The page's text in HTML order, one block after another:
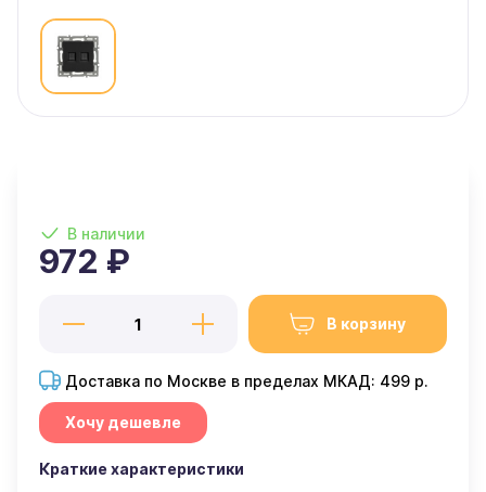
В наличии
972 ₽
В корзину
Доставка по Москве в пределах МКАД: 499 р.
Хочу дешевле
Краткие характеристики